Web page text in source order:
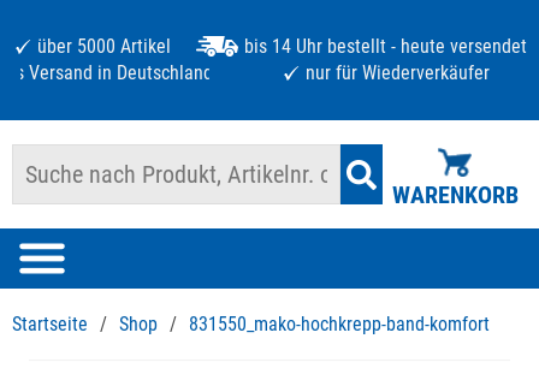
über 5000 Artikel
bis 14 Uhr bestellt - heute versendet
Versand in Deutschland ab 125 €
nur für Wiederverkäufer
WARENKORB
Startseite / Shop / 831550_mako-hochkrepp-band-komfort